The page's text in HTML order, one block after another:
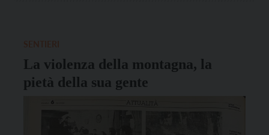
La violenza della montagna, la
pietà della sua gente